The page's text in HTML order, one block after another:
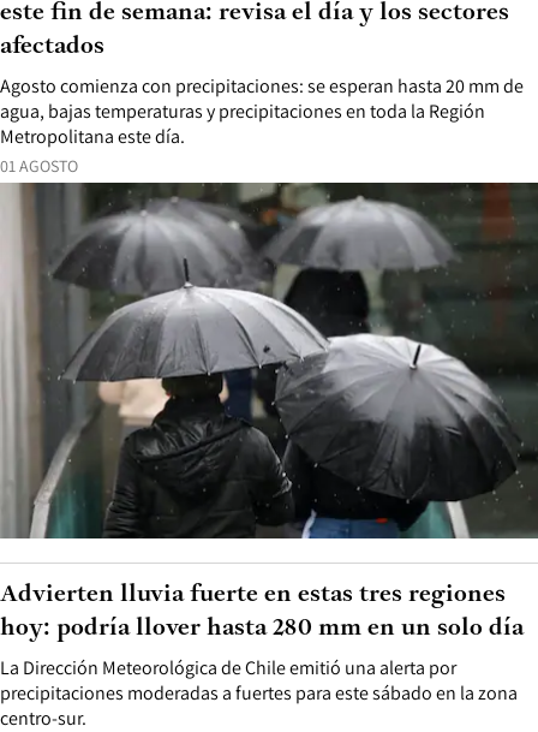
01 AGOSTO
Agosto comienza con precipitaciones: se esperan hasta 20 mm de
agua, bajas temperaturas y precipitaciones en toda la Región
Metropolitana este día.
este fin de semana: revisa el día y los sectores
afectados
La Dirección Meteorológica de Chile emitió una alerta por
precipitaciones moderadas a fuertes para este sábado en la zona
centro-sur.
Advierten lluvia fuerte en estas tres regiones
hoy: podría llover hasta 280 mm en un solo día